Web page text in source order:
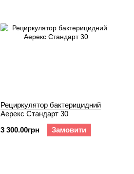
Рециркулятор бактерицидний
Аерекс Стандарт 30
3 300.00грн
Замовити